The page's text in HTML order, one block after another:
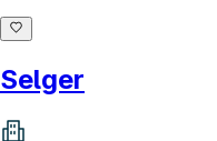
Selger